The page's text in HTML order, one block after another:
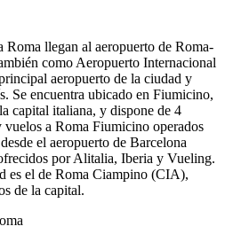
Roma llegan al aeropuerto de Roma-
como Aeropuerto Internacional
aeropuerto de la ciudad y
Se encuentra ubicado en Fiumicino,
capital italiana, y dispone de 4
a Roma Fiumicino operados
el aeropuerto de Barcelona
por Alitalia, Iberia y Vueling.
es el de Roma Ciampino (CIA),
de la capital.